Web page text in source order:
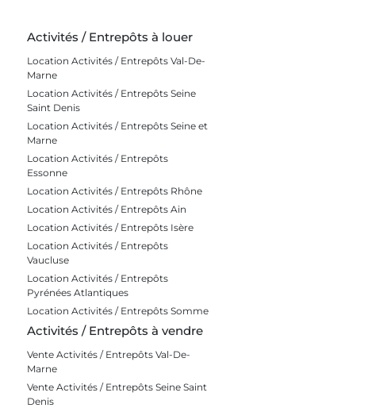
Activités / Entrepôts à louer
Location Activités / Entrepôts Val-De-
Marne
Location Activités / Entrepôts Seine
Saint Denis
Location Activités / Entrepôts Seine et
Marne
Location Activités / Entrepôts
Essonne
Location Activités / Entrepôts Rhône
Location Activités / Entrepôts Ain
Location Activités / Entrepôts Isère
Location Activités / Entrepôts
Vaucluse
Location Activités / Entrepôts
Pyrénées Atlantiques
Location Activités / Entrepôts Somme
Activités / Entrepôts à vendre
Vente Activités / Entrepôts Val-De-
Marne
Vente Activités / Entrepôts Seine Saint
Denis